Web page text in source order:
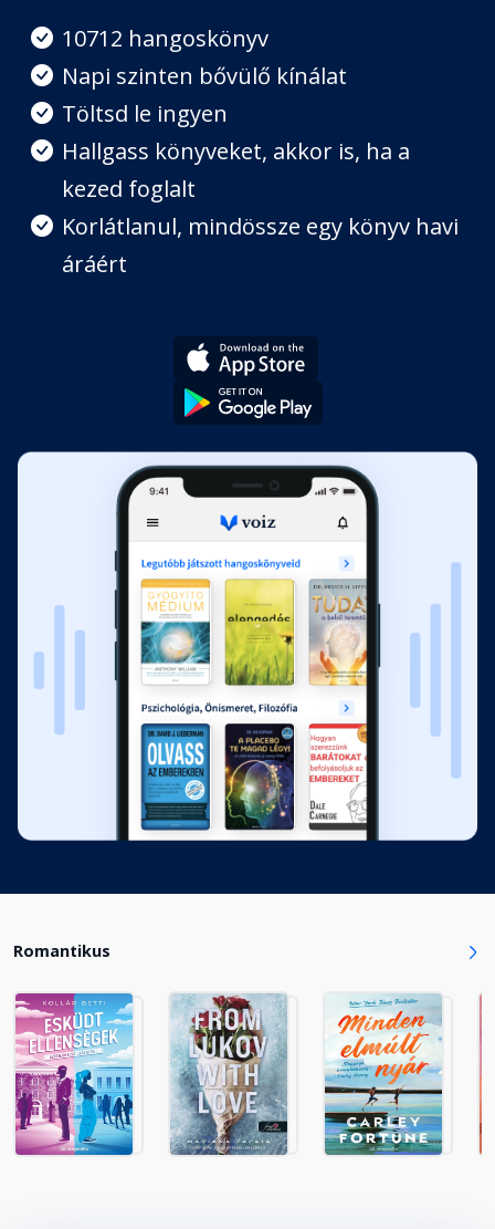
Tory
A főmágiaóra végeztével még
idegesebbé…
Görcsbe rándult a gyomrom, és…
Levettem a ruháimat a Lunar…
Tory
A sárkányok rendkiterjesztő óráját
Fejezet hossza:
Fejezet hossza:
Toryval együtt az ebéd utáni…
Fejezet hossza:
Darius
Fejezet hossza:
10712 hangoskönyv
Napi szinten bővülő kínálat
Töltsd le ingyen
Hallgass könyveket, akkor is, ha a
kezed foglalt
Korlátlanul, mindössze egy könyv havi
áráért
Romantikus